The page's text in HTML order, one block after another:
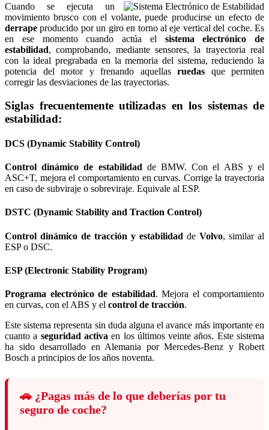
Cuando se ejecuta un
movimiento brusco con el volante, puede producirse un efecto de
derrape producido por un giro en torno al eje vertical del coche. Es
en ese momento cuando actúa el sistema electrónico de
estabilidad, comprobando, mediante sensores, la trayectoria real
con la ideal pregrabada en la memoria del sistema, reduciendo la
potencia del motor y frenando aquellasruedas que permiten
corregir las desviaciones de las trayectorias.
Siglas frecuentemente utilizadas en los sistemas de
estabilidad:
DCS (Dynamic Stability Control)
Control dinámico de estabilidad de BMW. Con el ABS y el
ASC+T, mejora el comportamiento en curvas. Corrige la trayectoria
en caso de subviraje o sobreviraje. Equivale al ESP.
DSTC (Dynamic Stability and Traction Control)
Control dinámico de tracción y estabilidad de Volvo, similar al
ESP o DSC.
ESP (Electronic Stability Program)
Programa electrónico de estabilidad. Mejora el comportamiento
en curvas, con el ABS y el control de tracción.
Este sistema representa sin duda alguna el avance más importante en
cuanto a seguridad activa en los últimos veinte años. Este sistema
ha sido desarrollado en Alemania por Mercedes-Benz y Robert
Bosch a principios de los años noventa.
🚗 ¿Pagas más de lo que deberías por tu
seguro de coche?